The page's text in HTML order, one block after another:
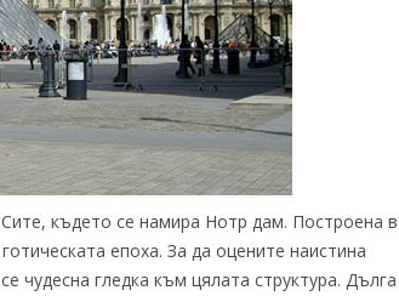
където се намира Нотр дам. Построена в
епоха. За да оцените наистина
чудесна гледка към цялата структура. Дълга